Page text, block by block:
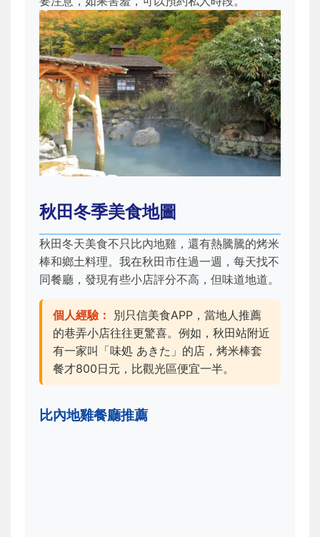
秋田冬季美食地圖
秋田冬天美食不只比內地雞，還有熱騰騰的烤米
棒和鄉土料理。我在秋田市住過一週，每天找不
同餐廳，發現有些小店評分不高，但味道地道。
個人經驗：
別只信美食APP，當地人推薦
的巷弄小店往往更驚喜。例如，秋田站附近
有一家叫「味処 あきた」的店，烤米棒套
餐才800日元，比觀光區便宜一半。
比內地雞餐廳推薦